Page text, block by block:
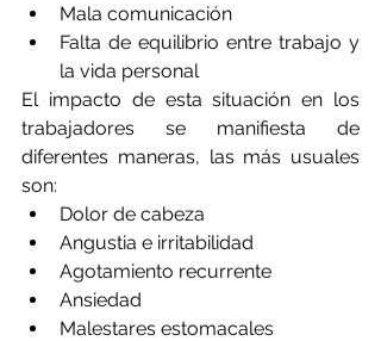
Mala comunicación
Falta de equilibrio entre trabajo y
la vida personal
El impacto de esta situación en los
trabajadores se manifiesta de
diferentes maneras, las más usuales
son:
Dolor de cabeza
Angustia e irritabilidad
Agotamiento recurrente
Ansiedad
Malestares estomacales